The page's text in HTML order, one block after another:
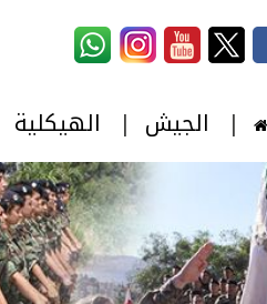
الجيش الهيكلية